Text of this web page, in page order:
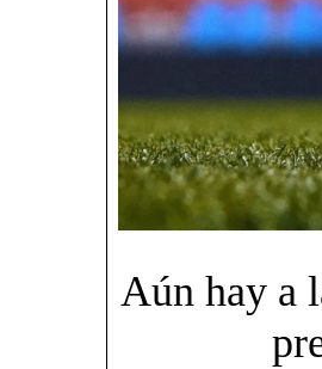
Aún hay a